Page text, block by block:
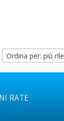
Ordina per: più
RATE